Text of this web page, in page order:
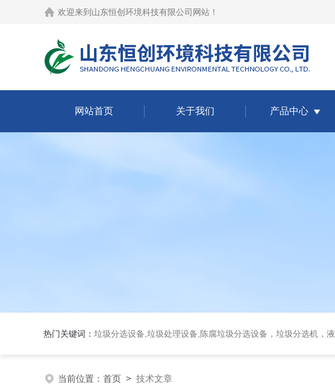
欢迎来到 山东恒创环境科技有限公司网站 ！
网站首页 关于我们 产品中心
热门关键词： 垃圾分选设备,垃圾处理设备,陈腐垃圾分选设备，垃圾分选机，
当前位置： 首页 > 技术文章